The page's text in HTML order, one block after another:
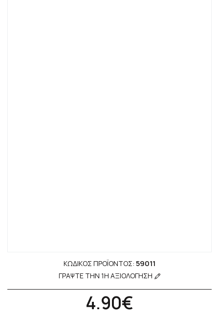
ΚΩΔΙΚΌΣ ΠΡΟΪΌΝΤΟΣ: 59011
ΓΡΆΨΤΕ ΤΗΝ 1Η ΑΞΙΟΛΌΓΗΣΗ
4.90€